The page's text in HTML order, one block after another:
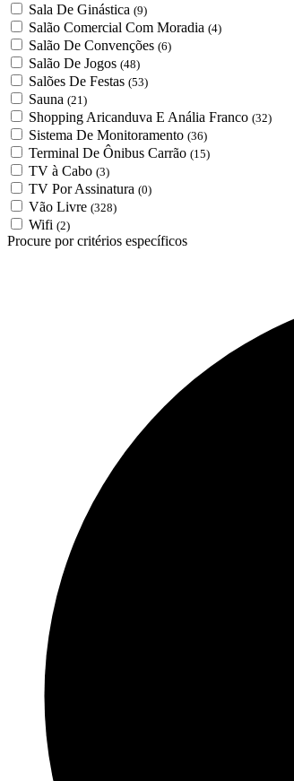
Sala De Ginástica (9)
Salão Comercial Com Moradia (4)
Salão De Convenções (6)
Salão De Jogos (48)
Salões De Festas (53)
Sauna (21)
Shopping Aricanduva E Anália Franco (32)
Sistema De Monitoramento (36)
Terminal De Ônibus Carrão (15)
TV à Cabo (3)
TV Por Assinatura (0)
Vão Livre (328)
Wifi (2)
Procure por critérios específicos